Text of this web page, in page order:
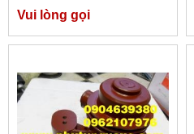
XUẤT 375PS, 340 PS, 300
Vui lòng gọi